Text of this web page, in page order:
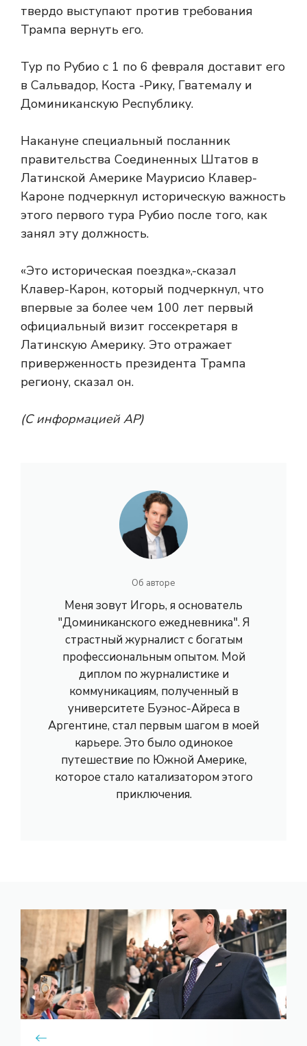
твердо выступают против требования
Трампа вернуть его.
Тур по Рубио с 1 по 6 февраля доставит его
в Сальвадор, Коста -Рику, Гватемалу и
Доминиканскую Республику.
Накануне специальный посланник
правительства Соединенных Штатов в
Латинской Америке Маурисио Клавер-
Кароне подчеркнул историческую важность
этого первого тура Рубио после того, как
занял эту должность.
«Это историческая поездка»,-сказал
Клавер-Карон, который подчеркнул, что
впервые за более чем 100 лет первый
официальный визит госсекретаря в
Латинскую Америку. Это отражает
приверженность президента Трампа
региону, сказал он.
(С информацией AP)
Об авторе
Меня зовут Игорь, я основатель
"Доминиканского ежедневника". Я
страстный журналист с богатым
профессиональным опытом. Мой
диплом по журналистике и
коммуникациям, полученный в
университете Буэнос-Айреса в
Аргентине, стал первым шагом в моей
карьере. Это было одинокое
путешествие по Южной Америке,
которое стало катализатором этого
приключения.